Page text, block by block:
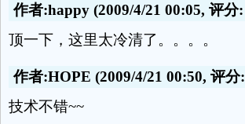
作者:happy (2009/4/21 00:05, 评分:
顶一下，这里太冷清了。。。。
作者:HOPE (2009/4/21 00:50, 评分:
技术不错~~